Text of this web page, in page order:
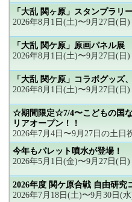
「大乱 関ヶ原」スタンプラリ
2026年8月1日(土)〜9月27日(日)
「大乱 関ケ原」原画パネル展
2026年8月1日(土)〜9月27日(日)
「大乱 関ケ原」コラボグッズ
2026年8月1日(土)〜9月27日(日)
☆期間限定☆7/4〜こどもの国
リアオープン！！
2026年7月4日〜9月27日の土
今年もパレット噴水が登場！
2026年5月1日(金)〜9月27日(日)
2026年度 関ケ原合戦 自由研究
2026年7月18日(土)〜9月30日(